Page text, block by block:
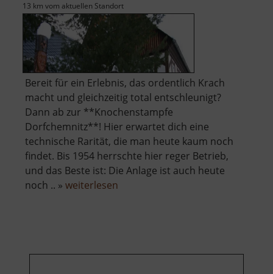
13 km vom aktuellen Standort
Bereit für ein Erlebnis, das ordentlich Krach
macht und gleichzeitig total entschleunigt?
Dann ab zur **Knochenstampfe
Dorfchemnitz**! Hier erwartet dich eine
technische Rarität, die man heute kaum noch
findet. Bis 1954 herrschte hier reger Betrieb,
und das Beste ist: Die Anlage ist auch heute
noch .. » weiterlesen